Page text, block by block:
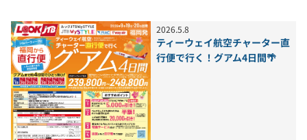
2026.5.8
ティーウェイ航空チャーター直
行便で行く！グアム4日間🌴